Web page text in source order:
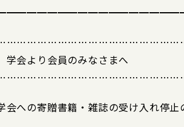
会より会員のみなさまへ
への寄贈書籍・雑誌の受け入れ停止